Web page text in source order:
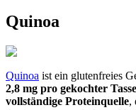
Quinoa
Quinoa ist ein glutenfreies
2,8 mg pro gekochter Tasse
vollständige Proteinquelle,